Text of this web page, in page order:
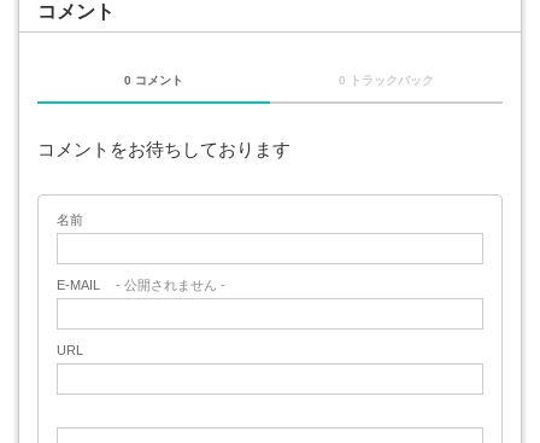
コメント
0 コメント 0 トラックバック
コメントをお待ちしております
名前
E-MAIL - 公開されません -
URL